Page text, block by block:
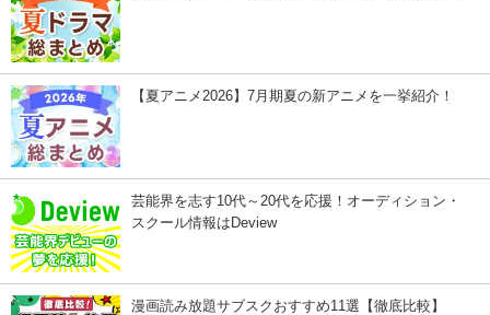
【夏アニメ2026】7月期夏の新アニメを一挙紹介！
芸能界を志す10代～20代を応援！オーディション・
スクール情報はDeview
漫画読み放題サブスクおすすめ11選【徹底比較】